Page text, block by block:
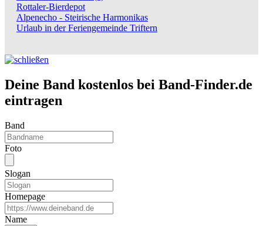
Rottaler-Bierdepot
Alpenecho - Steirische Harmonikas
Urlaub in der Feriengemeinde Triftern
Deine Band kostenlos bei Band-Finder.de
eintragen
Band
Foto
Slogan
Homepage
Name